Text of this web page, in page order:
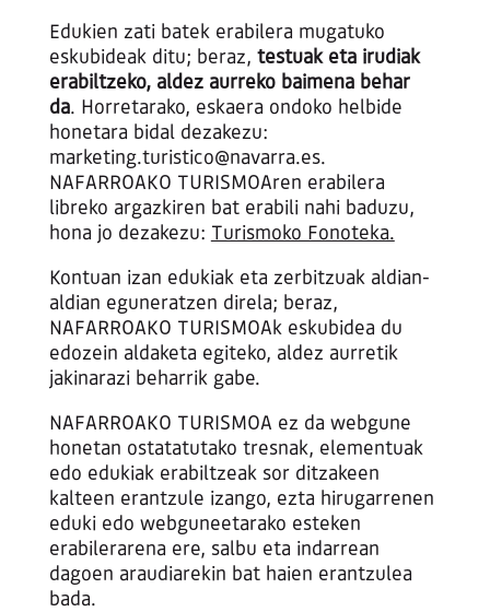
Edukien zati batek erabilera mugatuko
eskubideak ditu; beraz, testuak eta irudiak
erabiltzeko, aldez aurreko baimena behar
da. Horretarako, eskaera ondoko helbide
honetara bidal dezakezu:
marketing.turistico@navarra.es.
NAFARROAKO TURISMOAren erabilera
libreko argazkiren bat erabili nahi baduzu,
hona jo dezakezu: Turismoko Fonoteka.
Kontuan izan edukiak eta zerbitzuak aldian-
aldian eguneratzen direla; beraz,
NAFARROAKO TURISMOAk eskubidea du
edozein aldaketa egiteko, aldez aurretik
jakinarazi beharrik gabe.
NAFARROAKO TURISMOA ez da webgune
honetan ostatatutako tresnak, elementuak
edo edukiak erabiltzeak sor ditzakeen
kalteen erantzule izango, ezta hirugarrenen
eduki edo webguneetarako esteken
erabilerarena ere, salbu eta indarrean
dagoen araudiarekin bat haien erantzulea
bada.